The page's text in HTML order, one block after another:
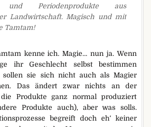
und Periodenprodukte aus
Landwirtschaft. Magisch und mit
Tamtam!
kenne ich. Magie… nun ja. Wenn
ihr Geschlecht selbst bestimmen
sollen sie sich nicht auch als Magier
Das ändert zwar nichts an der
die Produkte ganz normal produziert
Produkte auch), aber was solls.
begreift doch eh‘ keiner